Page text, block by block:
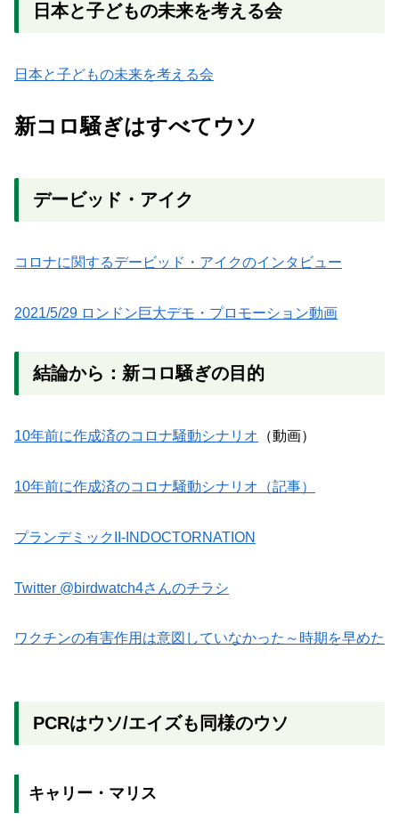
日本と子どもの未来を考える会
日本と子どもの未来を考える会
新コロ騒ぎはすべてウソ
デービッド・アイク
コロナに関するデービッド・アイクのインタビュー
2021/5/29 ロンドン巨大デモ・プロモーション動画
結論から：新コロ騒ぎの目的
10年前に作成済のコロナ騒動シナリオ （動画）
10年前に作成済のコロナ騒動シナリオ（記事）
プランデミックII-INDOCTORNATION
Twitter @birdwatch4さんのチラシ
ワクチンの有害作用は意図していなかった～時期を早めた
PCRはウソ/エイズも同様のウソ
キャリー・マリス